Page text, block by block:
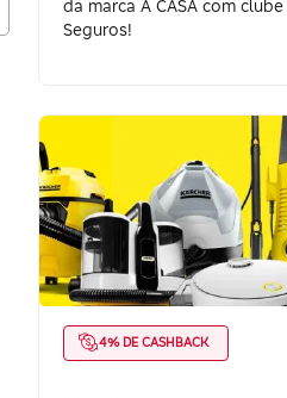
da marca A CASA com clube
Seguros!
4% DE CASHBACK